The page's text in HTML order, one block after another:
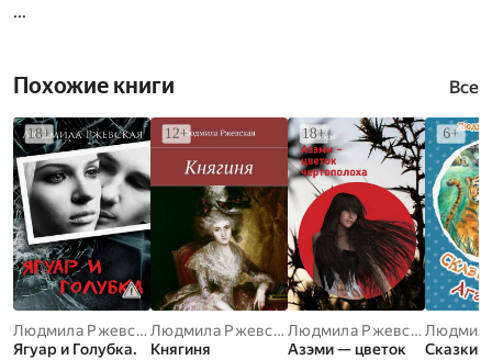
...
Похожие книги Все
Людмила Ржевская
Ягуар и Голубка.
Людмила Ржевская
Княгиня
Людмила Ржевская
Азэми — цветок
Сказки